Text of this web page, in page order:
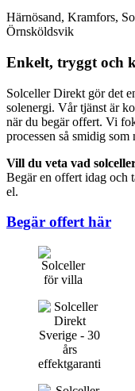
Härnösand, Kramfors,
Örnsköldsvik
Enkelt, tryggt och
Solceller Direkt gör det
solenergi. Vår tjänst är
när du begär offert. Vi
processen så smidig
Vill du veta vad
Begär en offert idag och
el.
Begär offert här